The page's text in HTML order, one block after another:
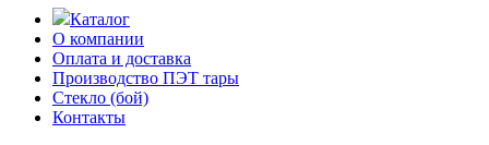
Каталог
О компании
Оплата и доставка
Производство ПЭТ тары
Стекло (бой)
Контакты